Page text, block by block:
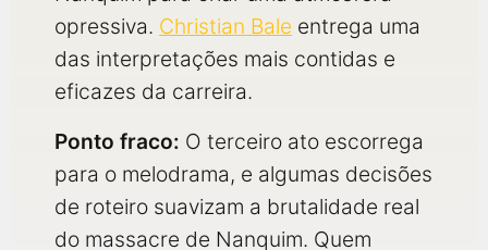
opressiva. Christian Bale entrega uma
das interpretações mais contidas e
eficazes da carreira.
Ponto fraco: O terceiro ato escorrega
para o melodrama, e algumas decisões
de roteiro suavizam a brutalidade real
do massacre de Nanquim. Quem